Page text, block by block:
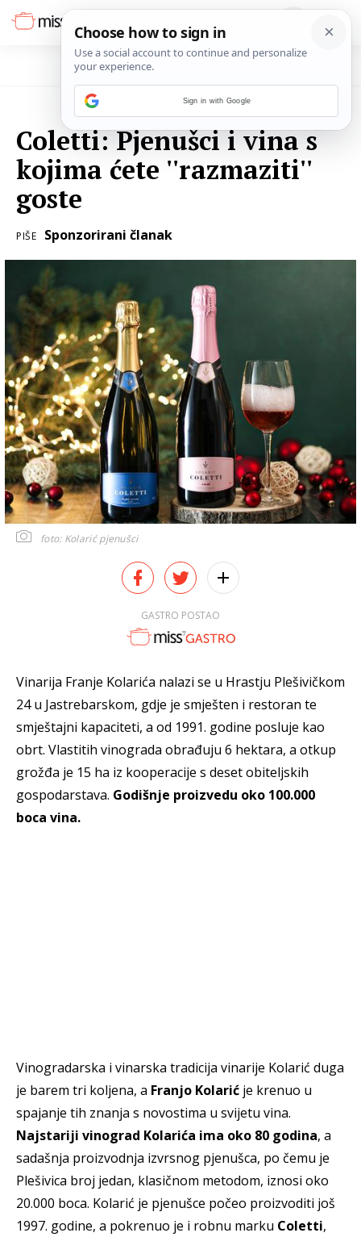
Coletti: Pjenušci i vina s
kojima ćete ''razmaziti''
goste
PIŠE Sponzorirani članak
foto: Kolarić pjenušci
GASTRO POSTAO
Vinarija Franje Kolarića nalazi se u Hrastju Plešivičkom
24 u Jastrebarskom, gdje je smješten i restoran te
smještajni kapaciteti, a od 1991. godine posluje kao
obrt. Vlastitih vinograda obrađuju 6 hektara, a otkup
grožđa je 15 ha iz kooperacije s deset obiteljskih
gospodarstava. Godišnje proizvedu oko 100.000
boca vina.
Vinogradarska i vinarska tradicija vinarije Kolarić duga
je barem tri koljena, a Franjo Kolarić je krenuo u
spajanje tih znanja s novostima u svijetu vina.
Najstariji vinograd Kolarića ima oko 80 godina, a
sadašnja proizvodnja izvrsnog pjenušca, po čemu je
Plešivica broj jedan, klasičnom metodom, iznosi oko
20.000 boca. Kolarić je pjenušce počeo proizvoditi još
1997. godine, a pokrenuo je i robnu marku Coletti,
Sign in with Google